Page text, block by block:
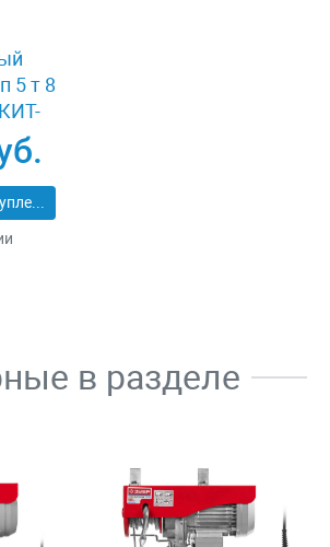
5 т 8
Сообщить о поступлении
в разделе